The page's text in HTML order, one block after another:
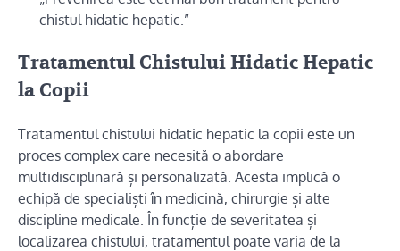
chistul hidatic hepatic.”
Tratamentul Chistului Hidatic Hepatic
la Copii
Tratamentul chistului hidatic hepatic la copii este un
proces complex care necesită o abordare
multidisciplinară și personalizată. Acesta implică o
echipă de specialiști în medicină, chirurgie și alte
discipline medicale. În funcție de severitatea și
localizarea chistului, tratamentul poate varia de la